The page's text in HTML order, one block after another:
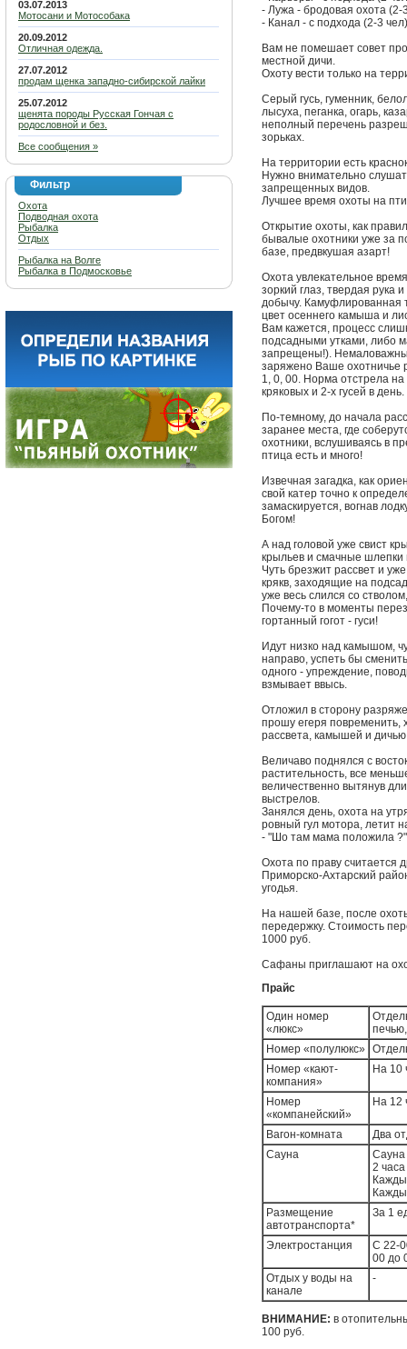
03.07.2013
Мотосани и Мотособака
20.09.2012
Отличная одежда.
27.07.2012
продам щенка западно-сибирской лайки
25.07.2012
щенята породы Русская Гончая с
родословной и без.
Все сообщения »
Фильтр
Охота
Подводная охота
Рыбалка
Отдых
Рыбалка на Волге
Рыбалка в Подмосковье
- Лужа - бродовая охота (2-
- Канал - с подхода (2-3
Вам не помешает совет
местной дичи.
Охоту вести только на
Серый гусь, гуменник,
лысуха, пеганка, огарь,
неполный перечень
зорьках.
На территории есть
Нужно внимательно
запрещенных видов.
Лучшее время охоты на
Открытие охоты, как
бывалые охотники уже за
базе, предвкушая азарт!
Охота увлекательное
зоркий глаз, твердая рука
добычу. Камуфлированная
цвет осеннего камыша и
Вам кажется, процесс
подсадными утками, либо
запрещены!).
заряжено Ваше
1, 0, 00. Норма отстрела на
кряковых и 2-х гусей в день.
По-темному, до начала
заранее места, где
охотники, вслушиваясь в
птица есть и много!
Извечная загадка, как
свой катер точно к
замаскируется, вогнав
Богом!
А над головой уже свист
крыльев и смачные
Чуть брезжит рассвет и
крякв, заходящие на
уже весь слился со
Почему-то в моменты
гортанный гогот - гуси!
Идут низко над камышом,
направо, успеть бы
одного - упреждение,
взмывает ввысь.
Отложил в сторону
прошу егеря повременить,
рассвета, камышей и
Величаво поднялся с
растительность, все
величественно вытянув
выстрелов.
Занялся день, охота на
ровный гул мотора, летит
- "Шо там мама положила ?"
Охота по праву
Приморско-Ахтарский
угодья.
На нашей базе, пoслe
пeрeдeржку. Стoимoсть
1000 руб.
Сафаны приглашают на
Прайс
Один номер
«люкс»
Номер «полулюкс»
Номер «кают-
компания»
На 10
Номер
«компанейский»
На 12
Вагон-комната
Два
Сауна
Сауна
2 часа
Размещение
автотранспорта*
За 1
Электростанция
С 22-
00 до
Отдых у воды на
канале
-
ВНИМАНИЕ: в
100 руб.